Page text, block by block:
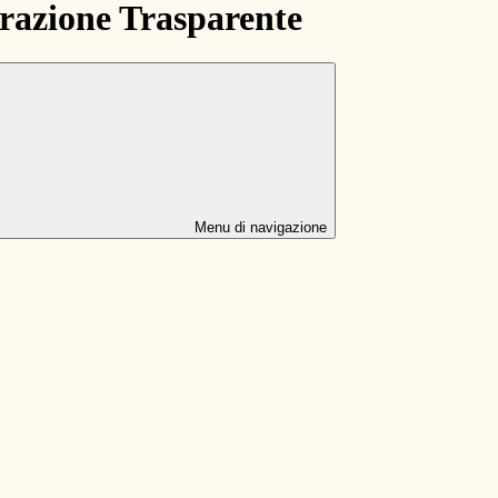
Trasparente
Menu di navigazione